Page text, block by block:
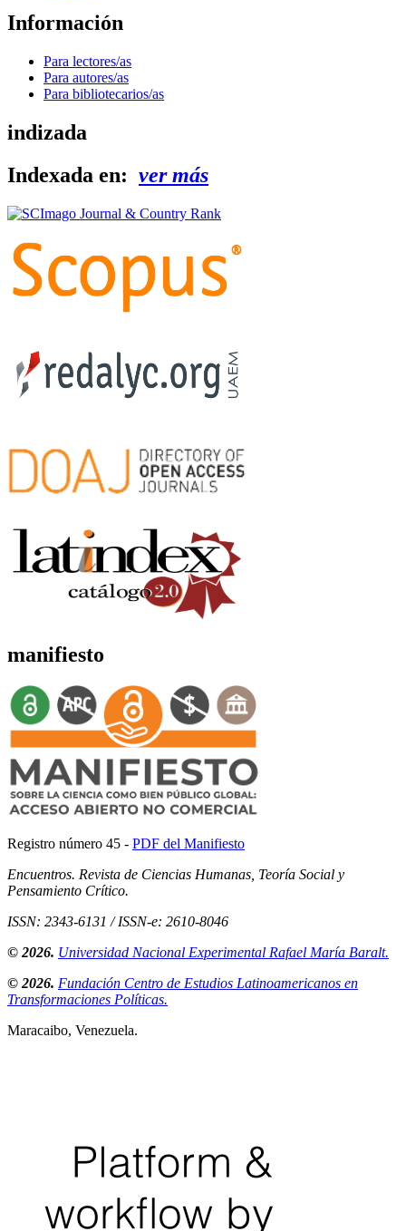
Información
Para lectores/as
Para autores/as
Para bibliotecarios/as
indizada
Indexada en: ver más
manifiesto
Registro número 45 - PDF del Manifiesto
Encuentros. Revista de Ciencias Humanas, Teoría Social y
Pensamiento Crítico.
ISSN: 2343-6131 / ISSN-e: 2610-8046
© 2026. Universidad Nacional Experimental Rafael María Baralt.
© 2026. Fundación Centro de Estudios Latinoamericanos en
Transformaciones Políticas.
Maracaibo, Venezuela.